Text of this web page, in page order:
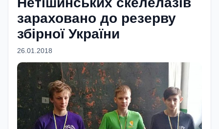
зараховано до резерву
збірної України
26.01.2018